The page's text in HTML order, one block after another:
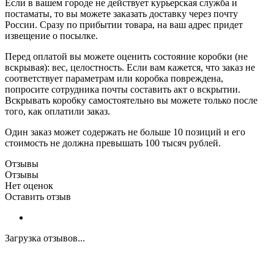
Если в вашем городе не действует курьерская служба и
постаматы, то вы можете заказать доставку через почту
России. Сразу по прибытии товара, на ваш адрес придет
извещение о посылке.
Перед оплатой вы можете оценить состояние коробки (не
вскрывая): вес, целостность. Если вам кажется, что заказ не
соответствует параметрам или коробка повреждена,
попросите сотрудника почты составить акт о вскрытии.
Вскрывать коробку самостоятельно вы можете только после
того, как оплатили заказ.
Один заказ может содержать не больше 10 позиций и его
стоимость не должна превышать 100 тысяч рублей.
Отзывы
Отзывы
Нет оценок
Оставить отзыв
Загрузка отзывов...